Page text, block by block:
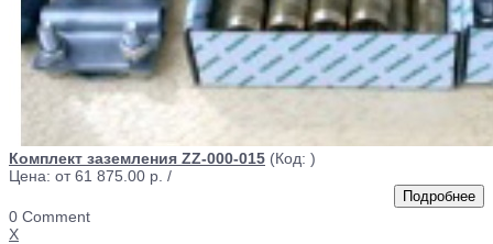
Комплект заземления ZZ-000-015 (Код: )
Цена: от61 875.00 р. /
0 Comment
X